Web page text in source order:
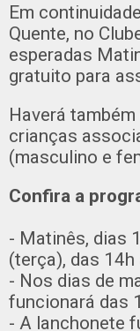
Em
Quente, no
esperadas
gratuito para
Haverá
crianças
(masculino e
Confira a
- Matinês, dias
(terça), das 14h
- Nos dias de
funcionará das
- A lanchonete